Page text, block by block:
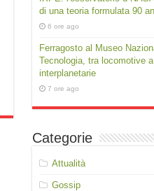
di una teoria formulata 90
6 ore ago
Ferragosto al Museo
Tecnologia, tra locomotive
interplanetarie
7 ore ago
Categorie
Attualità
Gossip